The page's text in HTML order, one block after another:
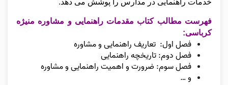
خدمات راهنمایی در مدارس را پوشش می‌ دهد.
فهرست مطالب کتاب مقدمات راهنمایی و مشاوره منیژه
کرباسی:
فصل اول: تعاریف راهنمایی و مشاوره
فصل دوم: تاریخچه راهنمایی
فصل سوم: ضرورت و اهمیت راهنمایی و مشاوره
و …